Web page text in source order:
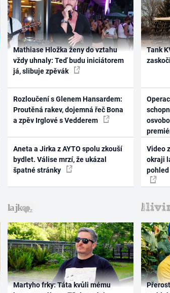
Mathiase Hložka ženy do vztahu
vždy uhnaly: Teď budu iniciátorem
já, slibuje zpěvák
Rozloučení s Glenem Hansardem:
Proutěná rakev, dojemná řeč Bona
a zpěv Irglové s Vedderem
Aneta a Jirka z AYTO spolu zkouší
bydlet. Válise mrzí, že ukázal
špatné stránky
Tank
Video
okraji
pohled
Martyho frky: Táta kvůli mému